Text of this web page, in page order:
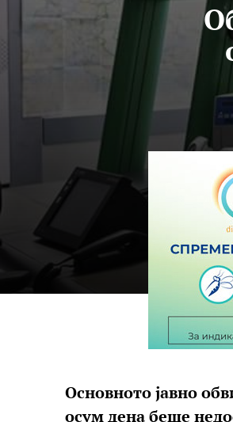
Основното јавно
осум дена беше